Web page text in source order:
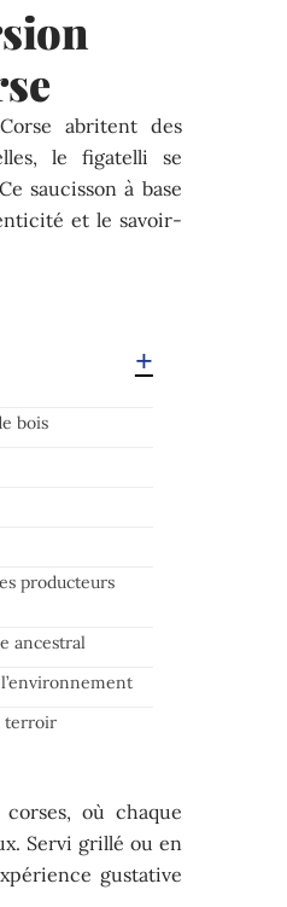
abritent des
le figatelli se
saucisson à base
et le savoir-
bois
producteurs
ancestral
terroir
où chaque
Servi grillé ou en
gustative